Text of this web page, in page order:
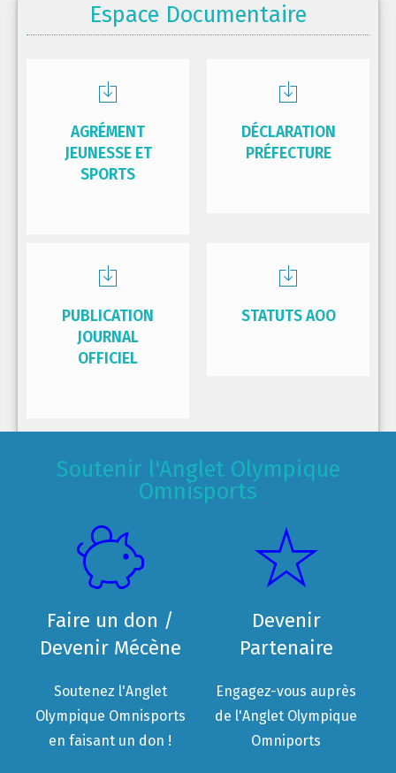
Espace Documentaire
AGRÉMENT
JEUNESSE ET
SPORTS
DÉCLARATION
PRÉFECTURE
PUBLICATION
JOURNAL
OFFICIEL
STATUTS AOO
Soutenir l'Anglet Olympique
Omnisports
Faire un don /
Devenir Mécène
Soutenez l'Anglet
Olympique Omnisports
en faisant un don !
Devenir
Partenaire
Engagez-vous auprès
de l'Anglet Olympique
Omniports